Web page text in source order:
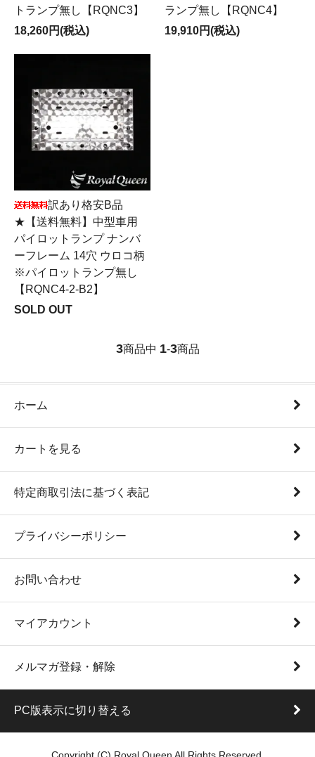
トランプ無し【RQNC3】
18,260円(税込)
ランプ無し【RQNC4】
19,910円(税込)
訳あり格安B品
★【送料無料】中型車用
パイロットランプ ナンバ
ーフレーム 14穴 ウロコ柄
※パイロットランプ無し
【RQNC4-2-B2】
SOLD OUT
3商品中 1-3商品
ホーム
カートを見る
特定商取引法に基づく表記
プライバシーポリシー
お問い合わせ
マイアカウント
メルマガ登録・解除
PC版表示に切り替える